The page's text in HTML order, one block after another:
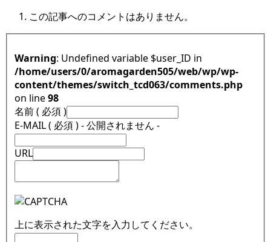
この記事へのコメントはありません。
Warning : Undefined variable $user_ID in
/home/users/0/aromagarden505/web/wp/wp-
content/themes/switch_tcd063/comments.php
on line98
名前 ( 必須 )
E-MAIL ( 必須 ) - 公開されません -
URL
上に表示された文字を入力してください。